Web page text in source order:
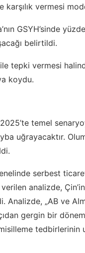
vermesi
GSYH’sinde
belirtildi.
ile tepki vermesi
koydu.
temel
uğrayacaktır.
serbest
analizde,
„AB ve
gergin bir
tedbirlerinin